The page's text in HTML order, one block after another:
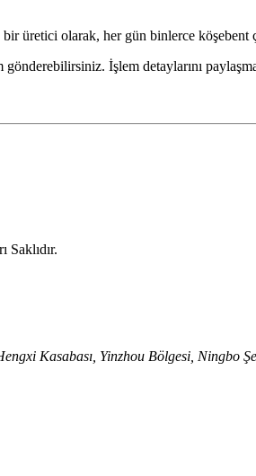
bir üretici olarak, her gün binlerce
İşlem detaylarını
Kasabası, Yinzhou Bölgesi, Ningbo